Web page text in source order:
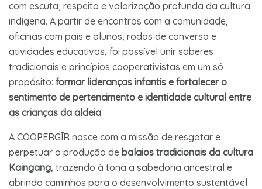
com escuta, respeito e valorização profunda da cultura
indígena. A partir de encontros com a comunidade,
oficinas com pais e alunos, rodas de conversa e
atividades educativas, foi possível unir saberes
tradicionais e princípios cooperativistas em um só
propósito: formar lideranças infantis e fortalecer o
sentimento de pertencimento e identidade cultural entre
as crianças da aldeia.
A COOPERGĪR nasce com a missão de resgatar e
perpetuar a produção de balaios tradicionais da cultura
Kaingang, trazendo à tona a sabedoria ancestral e
abrindo caminhos para o desenvolvimento sustentável